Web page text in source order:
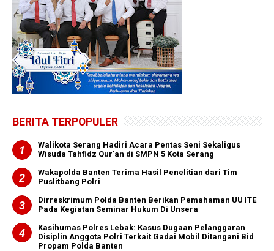
BERITA TERPOPULER
Walikota Serang Hadiri Acara Pentas Seni Sekaligus
Wisuda Tahfidz Qur'an di SMPN 5 Kota Serang
Wakapolda Banten Terima Hasil Penelitian dari Tim
Puslitbang Polri
Dirreskrimum Polda Banten Berikan Pemahaman UU ITE
Pada Kegiatan Seminar Hukum Di Unsera
Kasihumas Polres Lebak: Kasus Dugaan Pelanggaran
Disiplin Anggota Polri Terkait Gadai Mobil Ditangani Bid
Propam Polda Banten